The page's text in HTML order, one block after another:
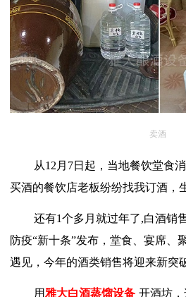
卖酒
从12月7日起，当地餐饮堂食
买酒的餐饮店老板纷纷找我订酒，
还有1个多月就过年了,白酒销
防疫“新十条”发布，堂食、宴席、
遇见，今年的酒类销售将迎来新突
用雅大白酒蒸馏设备 开酒坊